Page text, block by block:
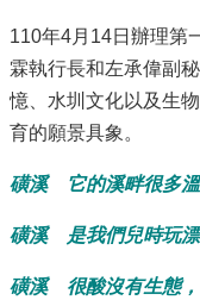
110年4月14日辦理第
霖執行長和左承偉副
憶、水圳文化以及生
育的願景具象。
磺溪 它的溪畔很多
磺溪 是我們兒時玩
磺溪 很酸沒有生態，